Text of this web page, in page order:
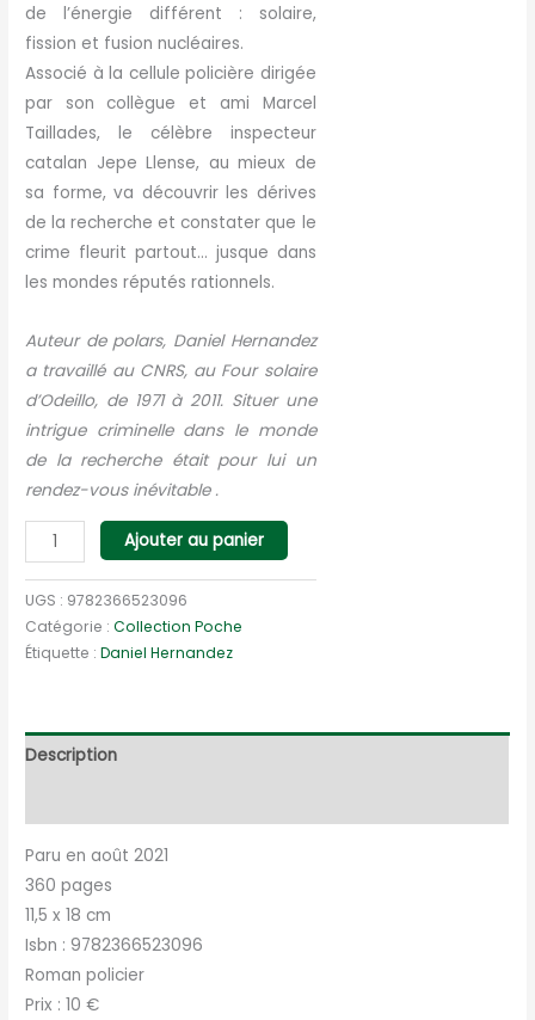
de l’énergie différent : solaire,
fission et fusion nucléaires.
Associé à la cellule policière dirigée
par son collègue et ami Marcel
Taillades, le célèbre inspecteur
catalan Jepe Llense, au mieux de
sa forme, va découvrir les dérives
de la recherche et constater que le
crime fleurit partout… jusque dans
les mondes réputés rationnels.
Auteur de polars, Daniel Hernandez
a travaillé au CNRS, au Four solaire
d’Odeillo, de 1971 à 2011. Situer une
intrigue criminelle dans le monde
de la recherche était pour lui un
rendez-vous inévitable .
quantité
de
Les
Requins
de
Ajouter au panier
UGS : 9782366523096
Catégorie :Collection Poche
Étiquette :Daniel Hernandez
Description
Paru en août 2021
360 pages
11,5 x 18 cm
Isbn : 9782366523096
Roman policier
Prix : 10 €